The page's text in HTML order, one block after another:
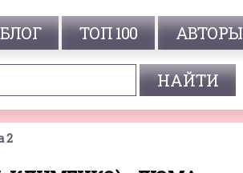
БЛОГ ТОП 100 АВТОРЫ
2